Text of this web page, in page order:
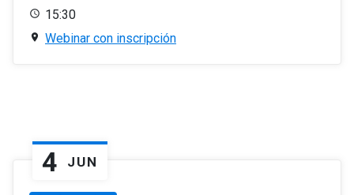
15:30
Webinar con inscripción
4 JUN